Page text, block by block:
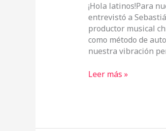
¡Hola latinos!Para
entrevistó a
productor musical
como método de
nuestra vibración
Leer más »